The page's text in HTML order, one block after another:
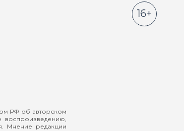
РФ об авторском
Мнение редакции
16+